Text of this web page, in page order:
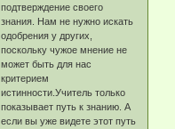
подтверждение своего
знания. Нам не нужно искать
одобрения у других,
поскольку чужое мнение не
может быть для нас
критерием
истинности.Учитель только
показывает путь к знанию. А
если вы уже видете этот путь